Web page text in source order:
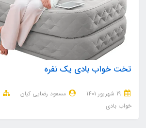
تخت خواب بادی یک نفره
مسعود رضایی کیان
خواب بادی